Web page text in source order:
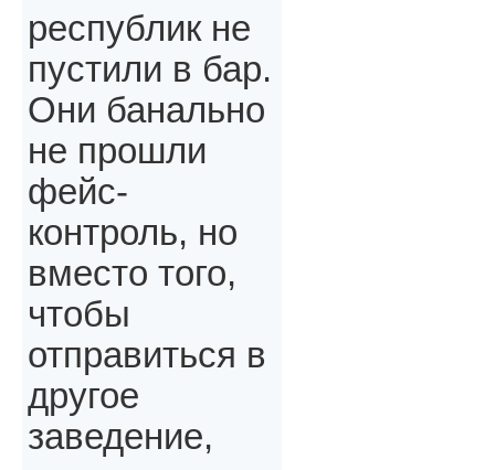
республик не
пустили в бар.
Они банально
не прошли
фейс-
контроль, но
вместо того,
чтобы
отправиться в
другое
заведение,